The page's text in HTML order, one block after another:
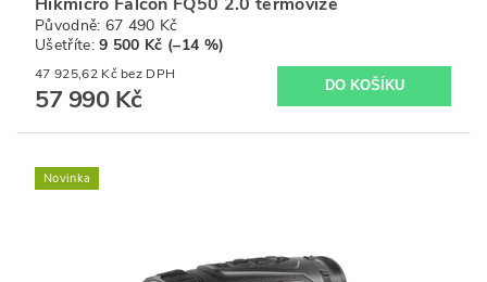
Původně: 67 490 Kč
Ušetříte:9 500 Kč (–14 %)
47 925,62 Kč bez DPH
57 990 Kč
Novinka